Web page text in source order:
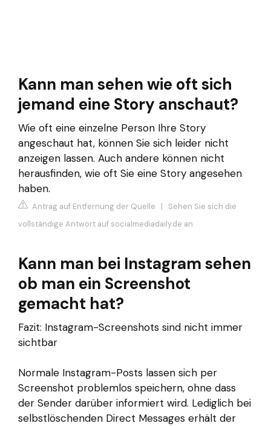
Kann man sehen wie oft sich
jemand eine Story anschaut?
Wie oft eine einzelne Person Ihre Story
angeschaut hat, können Sie sich leider nicht
anzeigen lassen. Auch andere können nicht
herausfinden, wie oft Sie eine Story angesehen
haben.
Antrag auf Entfernung der Quelle | Sehen Sie sich die
vollständige Antwort auf socialmediadaily.de an
Kann man bei Instagram sehen
ob man ein Screenshot
gemacht hat?
Fazit: Instagram-Screenshots sind nicht immer
sichtbar
Normale Instagram-Posts lassen sich per
Screenshot problemlos speichern, ohne dass
der Sender darüber informiert wird. Lediglich bei
selbstlöschenden Direct Messages erhält der